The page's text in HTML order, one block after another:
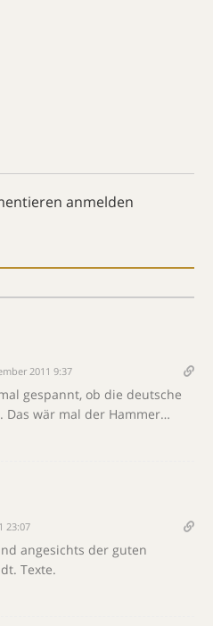
anmelden
2011 9:37
gespannt, ob die deutsche
Das wär mal der Hammer…
23:07
angesichts der guten
Texte.